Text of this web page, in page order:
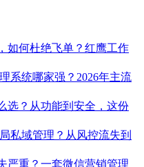
如何杜绝飞单？红鹰工作
系统哪家强？2026年主流
选？从功能到安全，这份
私域管理？从风控流失到
严重？一套微信营销管理